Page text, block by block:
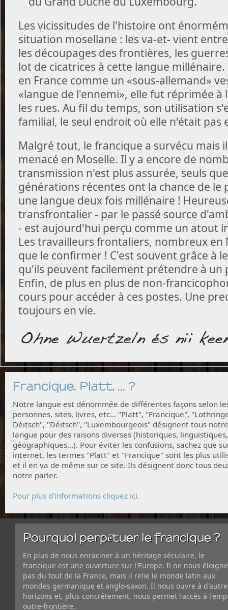
Les vicissitudes de l'histoire ont
situation mosellane : les va-et- vient
les découpages des frontières, les
lot de cicatrices à cette langue
en France comme un «sous-allemand»
«langue de l'ennemi», elle fut réprimée à
les rues. Au fil du temps, son utilisation
familial, le seul endroit où elle n'était pas
Malgré tout, le francique a survécu mais
menacé en Moselle. Il y a encore de
transmission n'est plus assurée, seuls
générations récentes ont la chance de le
une langue deux fois millénaire !
transfrontalier - par le passé source
- est aujourd'hui perçu comme un atout
Les travailleurs frontaliers, nombreux en
que le confirmer ! C'est souvent grâce à
qu'ils peuvent facilement prétendre à
Enfin, de plus en plus de non-
cours pour accéder à ces postes. Une
toujours en vie.
Francique, Platt, ... ?
Notre langue est dénommée de différentes façons selon
personnes, sites, livres, etc... "Platt", "Francique",
Déitsch", "Déitsch", "Luxembourgeois" désignent tous notre
langue pour des raisons diverses (historiques, linguistiques,
géographiques...). Pour éviter les confusions, sachez que
internet, les termes "Platt" et "Francique" sont les plus
et il en va de même sur ce site. Ils désignent donc tous
notre parler.
Pour plus d'informations cliquez ici.
Pourquoi perpétuer le francique ?
En plus de nous enraciner à un héritage séculaire, le
francique est une ouverture sur l'Europe. Il ne nous éloigne
pas du tout de la France, mais il relie le monde latin aux
mondes germanique et anglo-saxon. Il nous ouvre à
horizons et, plus concrètement, nous permet l'accès à
outre-frontière.